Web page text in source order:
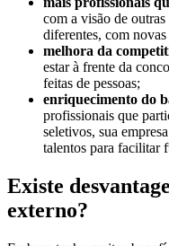
com a visão de outras
diferentes, com
melhora da
estar à frente da
feitas de pessoas;
enriquecimento do
profissionais que
seletivos, sua
talentos para facilitar
Existe
externo?